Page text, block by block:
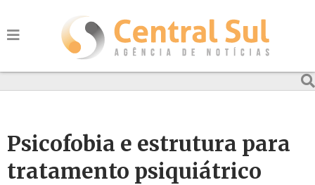
Psicofobia e estrutura para
tratamento psiquiátrico